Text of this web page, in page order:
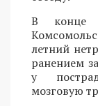
В конце
летний
ранением
у
мозговую